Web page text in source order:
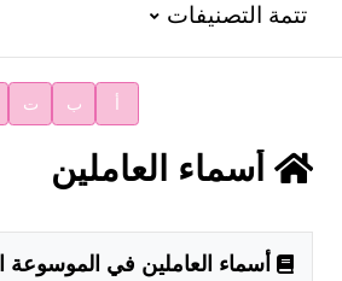
الأستاذ إياد خالد الطباع تتمة التصنيفات
ب ت
أسماء العاملين
أسماء العاملين في الموسوعة